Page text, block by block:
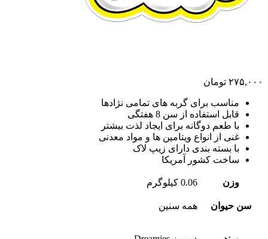
۲۷۵,۰۰۰ تومان
مناسب برای گربه های تمامی نژادها
قابل استفاده از سن 8 هفتگی
با طعم دوگانه برای ایجاد لذت بیشتر
غنی از انواع ویتامین ها و مواد معدنی
با بسته بندی دارای زیپ لاک
ساخت کشور آمریکا
وزن 0.06 کیلوگرم
سن حیوان همه سنین